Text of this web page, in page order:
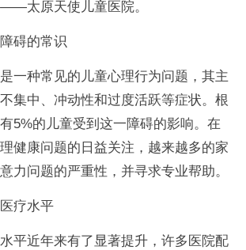
太原天使儿童医院。
碍的常识
一种常见的儿童心理行为问题，其主
集中、冲动性和过度活跃等症状。根
5%的儿童受到这一障碍的影响。在
健康问题的日益关注，越来越多的家
力问题的严重性，并寻求专业帮助。
疗水平
平近年来有了显著提升，许多医院配